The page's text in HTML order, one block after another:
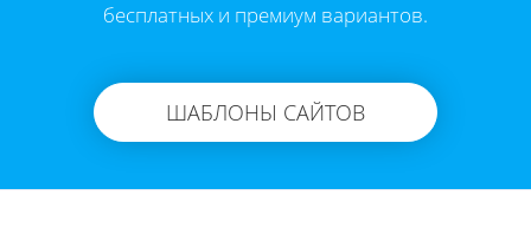
бесплатных и премиум вариантов.
ШАБЛОНЫ САЙТОВ